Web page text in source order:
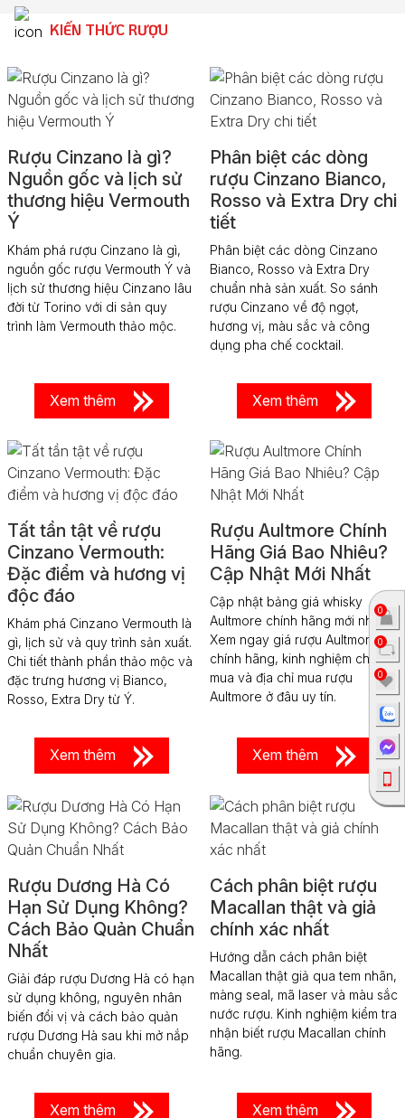
KIẾN THỨC RƯỢU
Rượu Cinzano là gì?
Nguồn gốc và lịch sử
thương hiệu Vermouth
Ý
Khám phá rượu Cinzano là gì,
nguồn gốc rượu Vermouth Ý và
lịch sử thương hiệu Cinzano lâu
đời từ Torino với di sản quy
trình làm Vermouth thảo mộc.
Xem thêm
Phân biệt các dòng
rượu Cinzano Bianco,
Rosso và Extra Dry chi
tiết
Phân biệt các dòng Cinzano
Bianco, Rosso và Extra Dry
chuẩn nhà sản xuất. So sánh
rượu Cinzano về độ ngọt,
hương vị, màu sắc và công
dụng pha chế cocktail.
Xem thêm
Tất tần tật về rượu
Cinzano Vermouth:
Đặc điểm và hương vị
độc đáo
Khám phá Cinzano Vermouth là
gì, lịch sử và quy trình sản xuất.
Chi tiết thành phần thảo mộc và
đặc trưng hương vị Bianco,
Rosso, Extra Dry từ Ý.
Xem thêm
Rượu Aultmore Chính
Hãng Giá Bao Nhiêu?
Cập Nhật Mới Nhất
Cập nhật bảng giá whisky
Aultmore chính hãng mới nhất.
Xem ngay giá rượu Aultmore
chính hãng, kinh nghiệm chọn
mua và địa chỉ mua rượu
Aultmore ở đâu uy tín.
Xem thêm
Rượu Dương Hà Có
Hạn Sử Dụng Không?
Cách Bảo Quản Chuẩn
Nhất
Giải đáp rượu Dương Hà có hạn
sử dụng không, nguyên nhân
biến đổi vị và cách bảo quản
rượu Dương Hà sau khi mở nắp
chuẩn chuyên gia.
Xem thêm
Cách phân biệt rượu
Macallan thật và giả
chính xác nhất
Hướng dẫn cách phân biệt
Macallan thật giả qua tem nhãn,
màng seal, mã laser và màu sắc
nước rượu. Kinh nghiệm kiểm tra
nhận biết rượu Macallan chính
hãng.
Xem thêm
0
0
0